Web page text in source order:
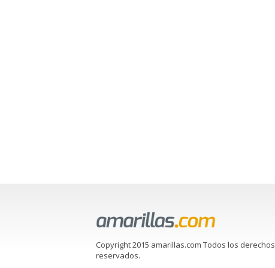
Copyright 2015 amarillas.com Todos los derechos
reservados.